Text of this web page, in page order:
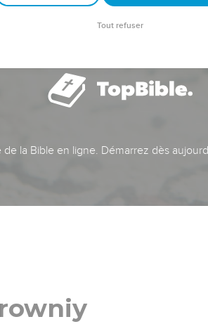
la Bible en ligne. Démarrez dès
Tout refuser